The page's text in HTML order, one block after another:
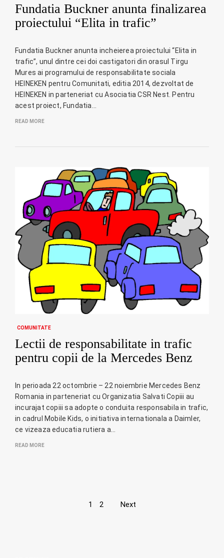
Fundatia Buckner anunta finalizarea
proiectului “Elita in trafic”
Fundatia Buckner anunta incheierea proiectului “Elita in
trafic”, unul dintre cei doi castigatori din orasul Tirgu
Mures ai programului de responsabilitate sociala
HEINEKEN pentru Comunitati, editia 2014, dezvoltat de
HEINEKEN in parteneriat cu Asociatia CSR Nest. Pentru
acest proiect, Fundatia…
READ MORE
COMUNITATE
Lectii de responsabilitate in trafic
pentru copii de la Mercedes Benz
In perioada 22 octombrie – 22 noiembrie Mercedes Benz
Romania in parteneriat cu Organizatia Salvati Copiii au
incurajat copiii sa adopte o conduita responsabila in trafic,
in cadrul Mobile Kids, o initiativa internationala a Daimler,
ce vizeaza educatia rutiera a…
READ MORE
1 2 Next